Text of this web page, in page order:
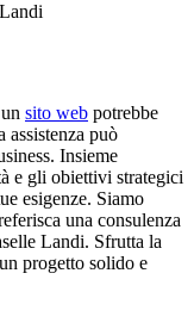
sito web potrebbe
assistenza può
Insieme
e gli obiettivi strategici
esigenze. Siamo
una consulenza
Landi. Sfrutta la
progetto solido e